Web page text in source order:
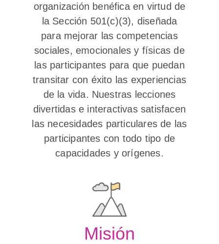
organización benéfica en virtud de
la Sección 501(c)(3), diseñada
para mejorar las competencias
sociales, emocionales y físicas de
las participantes para que puedan
transitar con éxito las experiencias
de la vida. Nuestras lecciones
divertidas e interactivas satisfacen
las necesidades particulares de las
participantes con todo tipo de
capacidades y orígenes.
Misión